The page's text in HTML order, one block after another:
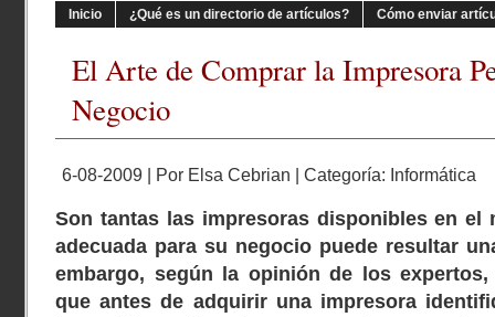
Inicio ¿Qué es un directorio de artículos? Cómo enviar
El Arte de Comprar la Impresora
Negocio
6-08-2009 | Por Elsa Cebrian | Categoría: Informática
Son tantas las impresoras disponibles en el
adecuada para su negocio puede resultar
embargo, según la opinión de los
que antes de adquirir una impresora